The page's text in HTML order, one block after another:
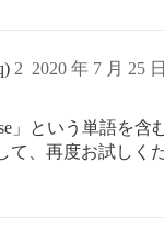
2020 年 7 月 25
2
」という単語を
、再度お試しく